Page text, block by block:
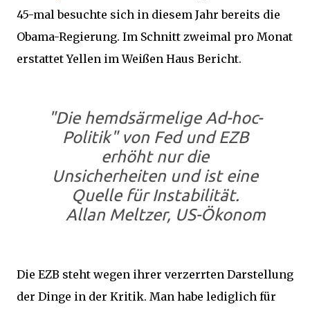
45-mal besuchte sich in diesem Jahr bereits die
Obama-Regierung. Im Schnitt zweimal pro Monat
erstattet Yellen im Weißen Haus Bericht.
"Die hemdsärmelige Ad-hoc-
Politik" von Fed und EZB
erhöht nur die
Unsicherheiten und ist eine
Quelle für Instabilität.
Allan Meltzer, US-Ökonom
Die EZB steht wegen ihrer verzerrten Darstellung
der Dinge in der Kritik. Man habe lediglich für